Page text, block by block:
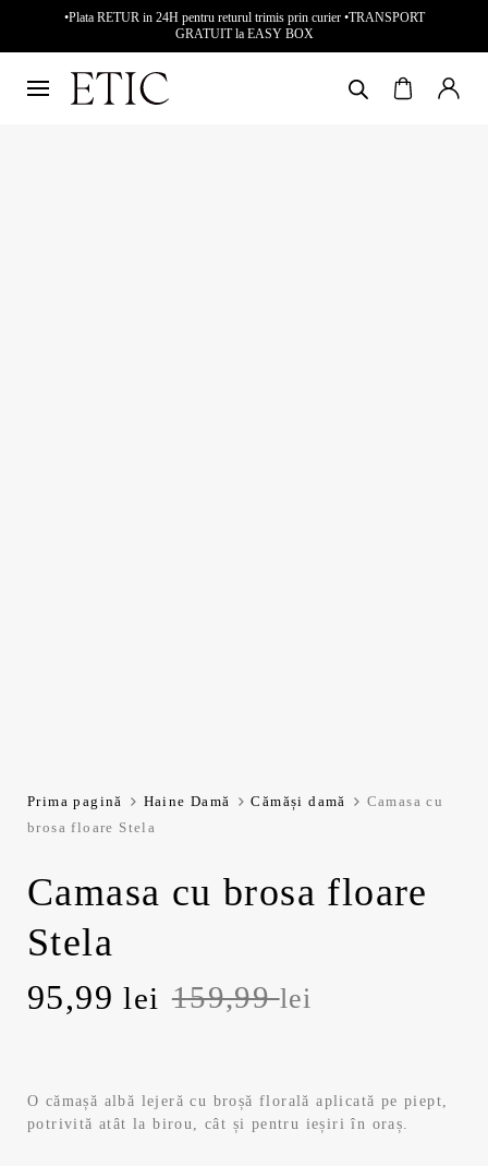
•Plata RETUR in 24H pentru returul trimis prin curier •TRANSPORT
GRATUIT la EASY BOX
Prima pagină Haine Damă Cămăși damă
Camasa cu
brosa floare Stela
Camasa cu brosa floare
Stela
159,99lei
Prețul
a
fost:
95,99lei
Prețul
este:
95,99 lei.
O cămașă albă lejeră cu broșă florală aplicată pe piept,
potrivită atât la birou, cât și pentru ieșiri în oraș.